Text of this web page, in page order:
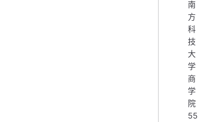
南
方
科
技
大
学
商
学
院
55